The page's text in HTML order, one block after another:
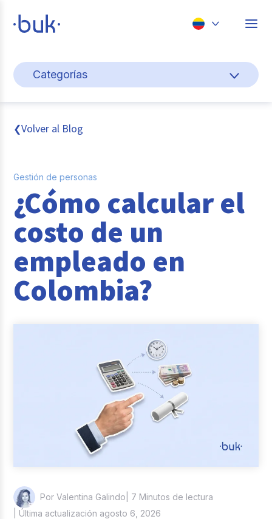
Perú
Categorías
Cultura y bienestar laboral
Gestión de personas
Pago de nómina
Buk
Transformación digital
Tendencias y Data
Reclutamiento y Selección
❮Volver al Blog
Gestión de personas
¿Cómo calcular el
costo de un
empleado en
Colombia?
Por Valentina Galindo | 7 Minutos de lectura
| Última actualización agosto 6, 2026